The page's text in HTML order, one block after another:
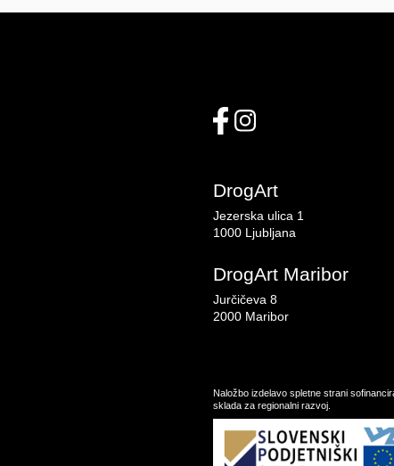
DrogArt
Jezerska ulica 1
1000 Ljubljana
DrogArt Maribor
Jurčičeva 8
2000 Maribor
Naložbo izdelavo spletne strani
sklada za regionalni razvoj.